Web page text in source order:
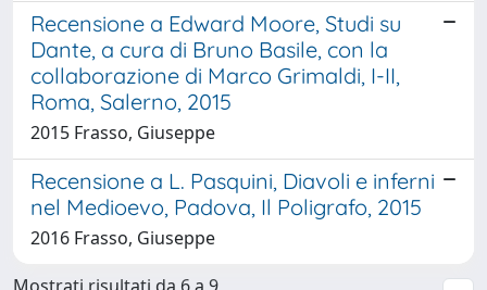
Recensione a Edward Moore, Studi su
Dante, a cura di Bruno Basile, con la
collaborazione di Marco Grimaldi, I-II,
Roma, Salerno, 2015
2015 Frasso, Giuseppe
Recensione a L. Pasquini, Diavoli e inferni
nel Medioevo, Padova, Il Poligrafo, 2015
2016 Frasso, Giuseppe
Mostrati risultati da 6 a 9